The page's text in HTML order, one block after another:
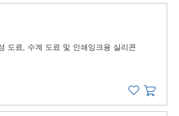
도료, 수계 도료 및 인쇄잉크용 실리콘